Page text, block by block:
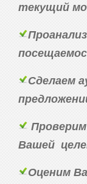
текущий
Сделаем
Вашей
Оценим